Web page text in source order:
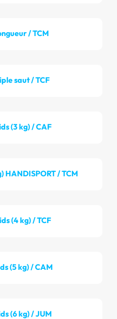
/ TCM
saut / TCF
(3 kg) / CAF
HANDISPORT / TCM
(4 kg) / TCF
(5 kg) / CAM
(6 kg) / JUM